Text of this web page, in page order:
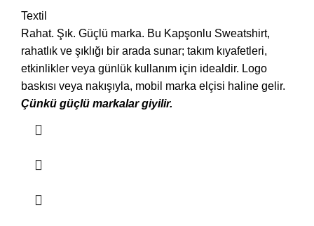
Textil
Rahat. Şık. Güçlü marka. Bu Kapşonlu Sweatshirt,
rahatlık ve şıklığı bir arada sunar; takım kıyafetleri,
etkinlikler veya günlük kullanım için idealdir. Logo
baskısı veya nakışıyla, mobil marka elçisi haline gelir.
Çünkü güçlü markalar giyilir.